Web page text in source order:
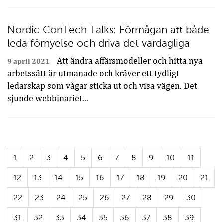
Nordic ConTech Talks: Förmågan att både
leda förnyelse och driva det vardagliga
9 april 2021
Att ändra affärsmodeller och hitta nya
arbetssätt är utmanade och kräver ett tydligt
ledarskap som vågar sticka ut och visa vägen. Det
sjunde webbinariet...
1 2 3 4 5 6 7 8 9 10 11
12 13 14 15 16 17 18 19 20 21
22 23 24 25 26 27 28 29 30
31 32 33 34 35 36 37 38 39